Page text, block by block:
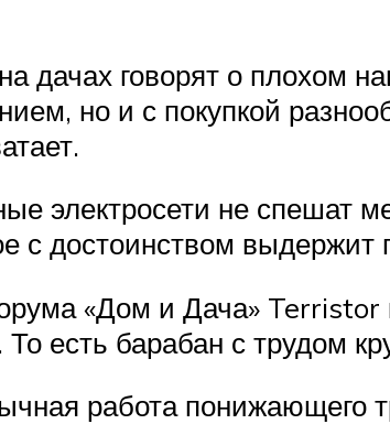
дачах говорят о плохом
но и с покупкой
электросети не спешат
с достоинством выдержит
«Дом и Дача»
То есть барабан с трудом
работа понижающего